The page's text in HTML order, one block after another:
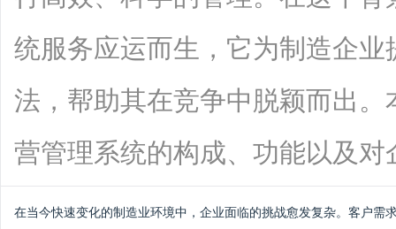
统服务应运而生，它为制造企
法，帮助其在竞争中脱颖而出
营管理系统的构成、功能以及对
在当今快速变化的制造业环境中，企业面临的挑战愈发复杂。客户需